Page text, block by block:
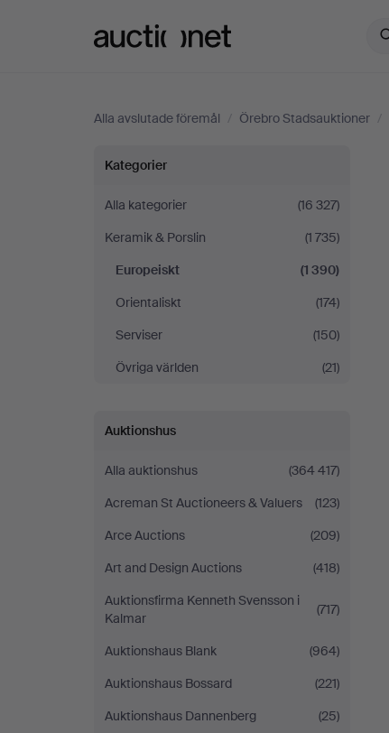
Alla avslutade föremål / Örebro Stadsauktioner /
Europeiskt
på
Örebro
Stadsauktioner
Kategorier
Alla kategorier
(16 327)
Keramik & Porslin
(1 735)
Europeiskt
(1 390)
Orientaliskt
(174)
Serviser
(150)
Övriga världen
(21)
Auktionshus
Alla auktionshus
(364 417)
Acreman St Auctioneers & Valuers
(123)
Arce Auctions
(209)
Art and Design Auctions
(418)
Auktionsfirma Kenneth Svensson i
Kalmar
(717)
Auktionshaus Blank
(964)
Auktionshaus Bossard
(221)
Auktionshaus Dannenberg
(25)